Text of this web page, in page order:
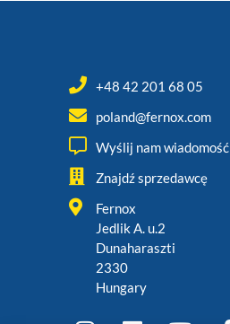
+48 42 201 68 05
poland@fernox.com
Wyślij nam wiadomość
Znajdź sprzedawcę
Fernox
Jedlik A. u.2
Dunaharaszti
2330
Hungary